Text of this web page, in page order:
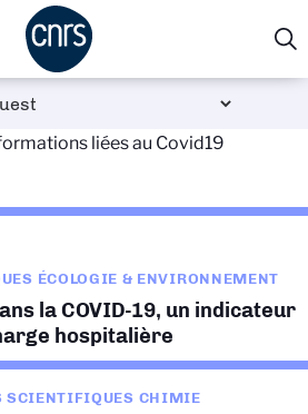
liées au Covid19
ÉCOLOGIE & ENVIRONNEMENT
la COVID-19, un indicateur
hospitalière
SCIENTIFIQUES CHIMIE